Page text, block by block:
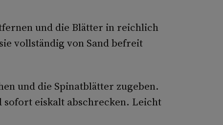
und die Blätter in reichlich
vollständig von Sand befreit
und die Spinatblätter zugeben.
sofort eiskalt abschrecken. Leicht